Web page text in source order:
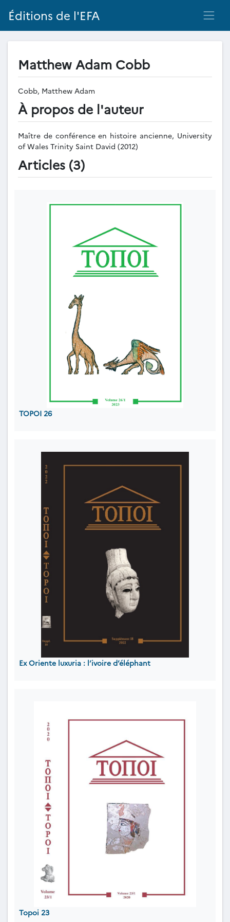
Éditions de l'EFA
Matthew Adam Cobb
Cobb, Matthew Adam
À propos de l'auteur
Maître de conférence en histoire ancienne, University
of Wales Trinity Saint David (2012)
Articles (3)
TOPOI 26
Ex Oriente luxuria : l’ivoire d’éléphant
Topoi 23